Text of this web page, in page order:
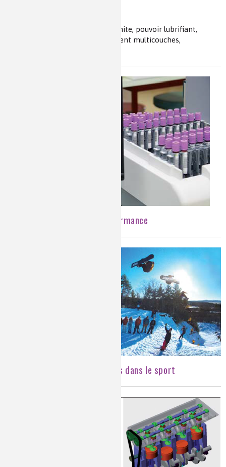
carbone amorphe, diamant, graphite, pouvoir lubrifiant,
traitement des surfaces, revêtement multicouches,
Les molécules de la performance
Les matériaux composites dans le sport